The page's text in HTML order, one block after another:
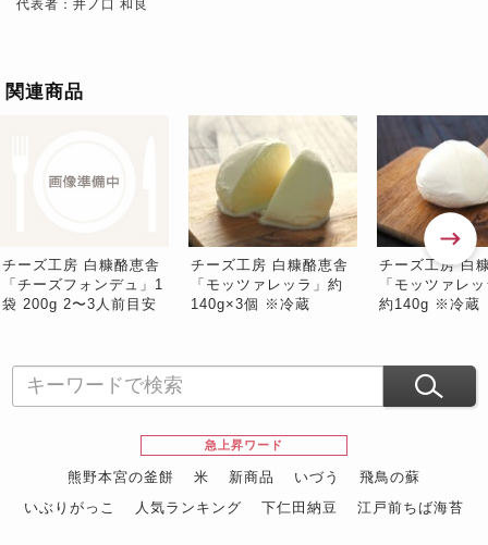
代表者：井ノ口 和良
関連商品
チーズ工房 白糠酪恵舎
「チーズフォンデュ」1
袋 200g 2〜3人前目安
チーズ工房 白糠酪恵舎
「モッツァレッラ」約
140g×3個 ※冷蔵
チーズ工房 白
「モッツァレ
約140g ※冷蔵
急上昇ワード
熊野本宮の釜餅 米 新商品 いづう
飛鳥の蘇
いぶりがっこ
人気ランキング 下仁田納豆
江戸前ちば海苔